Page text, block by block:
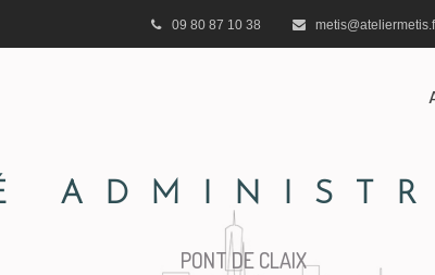
09 80 87 10 38
PONT DE CLAIX